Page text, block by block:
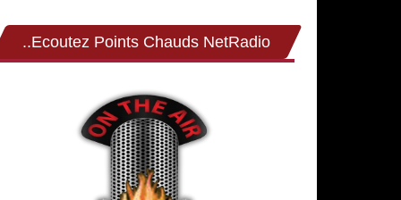
..Ecoutez Points Chauds NetRadio